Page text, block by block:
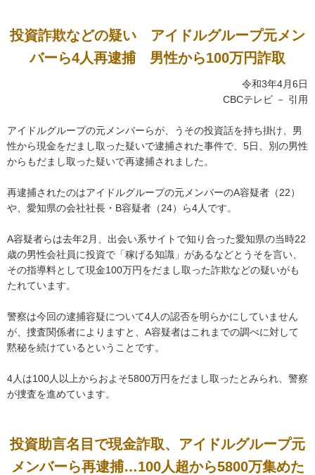
投資詐欺などの疑い アイドルグループ元メン
バーら4人再逮捕 男性から100万円詐取
令和3年4月6日
CBCテレビ － 引用
アイドルグループの元メンバーらが、うその投資話を持ち掛け、男
性から現金をだまし取った疑いで逮捕された事件で、5日、別の男性
からもだまし取った疑いで再逮捕されました。
再逮捕されたのはアイドルグループの元メンバーのA容疑者（22）
や、愛知県の会社社長・B容疑者（24）ら4人です。
A容疑者らは去年2月、出会い系サイトで知り合った愛知県の当時22
歳の男性会社員に投資で「稼げる知識」があるなどとうそを言い、
その指導料として現金100万円をだまし取った詐欺などの疑いがも
たれています。
警察は今回の逮捕容疑について4人の認否を明らかにしていません
が、捜査関係者によりますと、A容疑者はこれまでの調べに対して
黙秘を続けているということです。
4人は100人以上からおよそ5800万円をだまし取ったとみられ、警察
が捜査を進めています。
投資助言名目で現金詐取、アイドルグループ元
メンバーら再逮捕…100人超から5800万集めた